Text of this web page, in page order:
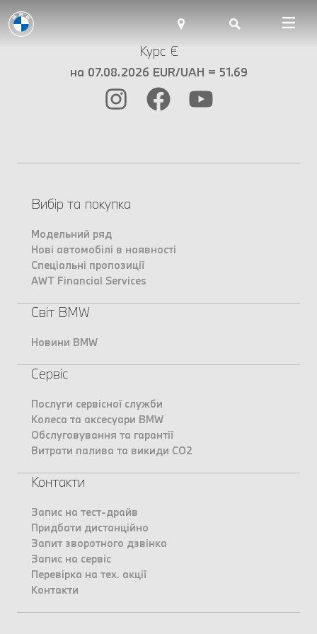
Курс €
на 07.08.2026 EUR/UAH = 51.69
Вибір та покупка
Модельний ряд
Нові автомобілі в наявності
Спеціальні пропозиції
AWT Financial Services
Світ BMW
Новини BMW
Сервіс
Послуги сервісної служби
Колеса та аксесуари BMW
Обслуговування та гарантії
Витрати палива та викиди CO2
Контакти
Запис на тест-драйв
Придбати дистанційно
Запит зворотного дзвінка
Запис на сервіс
Перевірка на тех. акції
Контакти